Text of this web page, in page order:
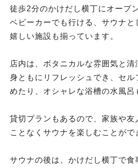
徒歩2分のかけだし横丁にオープ
ベビーカーでも行ける、サウナと
嬉しい施設も揃っています。
店内は、ボタニカルな雰囲気と
身ともにリフレッシュでき、セル
めたり、オシャレな浴槽の水風呂
貸切プランもあるので、家族や友
ことなくサウナを楽しむことがで
サウナの後は、かけだし横丁で食